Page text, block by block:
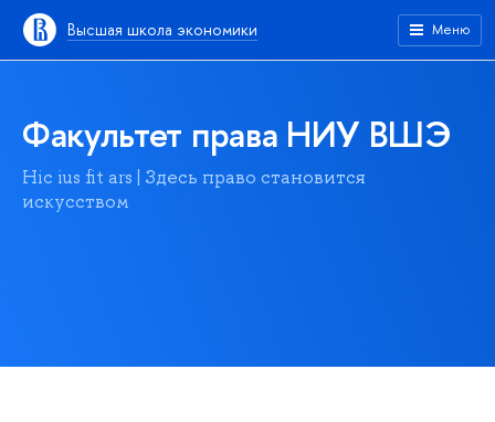
Высшая школа экономики Меню
Факультет права НИУ ВШЭ
Hic ius fit ars | Здесь право становится
искусством